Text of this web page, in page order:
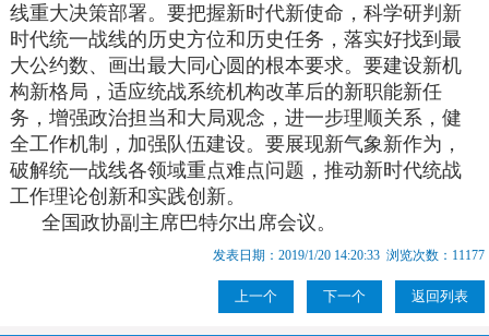
线重大决策部署。要把握新时代新使命，科学研判新
时代统一战线的历史方位和历史任务，落实好找到最
大公约数、画出最大同心圆的根本要求。要建设新机
构新格局，适应统战系统机构改革后的新职能新任
务，增强政治担当和大局观念，进一步理顺关系，健
全工作机制，加强队伍建设。要展现新气象新作为，
破解统一战线各领域重点难点问题，推动新时代统战
工作理论创新和实践创新。
全国政协副主席巴特尔出席会议。
发表日期：2019/1/20 14:20:33 浏览次数：11177
上一个 下一个 返回列表